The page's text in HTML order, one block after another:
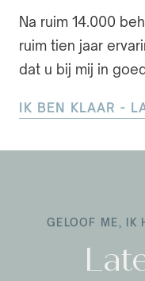
Na ruim 14.000
ruim tien jaar
dat u bij mij in
IK BEN KLAAR -
GELOOF ME, IK